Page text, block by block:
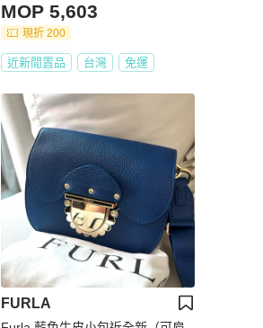
MOP 5,603
現折 200
近新閒置品 台灣 免運
FURLA